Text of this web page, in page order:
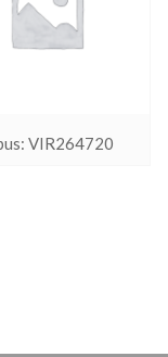
VIR264720